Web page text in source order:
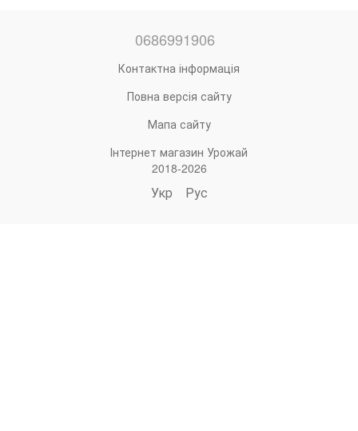
0686991906
Контактна інформація
Повна версія сайту
Мапа сайту
Інтернет магазин Урожай
2018-2026
Укр Рус